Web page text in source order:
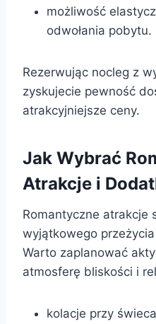
możliwość
odwołania pobytu.
Rezerwując nocleg z
zyskujecie pewność
atrakcyjniejsze ceny.
Jak Wybrać
Atrakcje i
Romantyczne atrakcje
wyjątkowego
Warto zaplanować
atmosferę bliskości i
kolacje przy